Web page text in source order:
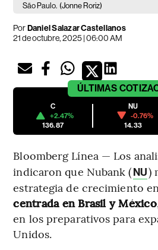
São Paulo. (Jonne Roriz)
PorDaniel Salazar Castellanos
21 de octubre, 2025 | 06:00 AM
ÚLTIMAS
C
+2.47%
136.87
NU
-0.76%
14.33
Bloomberg Línea — Los
indicaron que Nubank (NU)
estrategia de crecimiento
centrada en Brasil y México
en los preparativos para
Unidos.